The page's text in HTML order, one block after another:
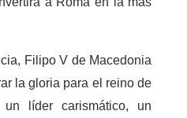
Filipo V de Macedonia
la gloria para el reino de
líder carismático, un